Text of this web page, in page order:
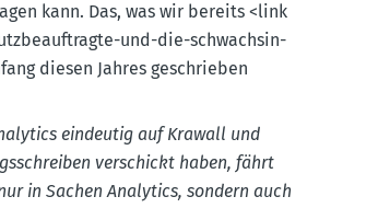
kann. Das, was wir bereits <link
und-die-schwach­sin­
diesen Jahres geschrieben
eindeutig auf Krawall und
verschickt haben, fährt
in Sachen Analytics, sondern auch